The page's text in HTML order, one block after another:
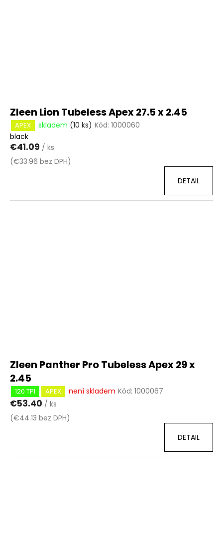
Zleen Lion Tubeless Apex 27.5 x 2.45
APEX skladem (10 ks) Kód: 1000060
black
€41.09 / ks
(€33.96 bez DPH)
DETAIL
Zleen Panther Pro Tubeless Apex 29 x
2.45
120 TPI APEX není skladem Kód: 1000067
€53.40 / ks
(€44.13 bez DPH)
DETAIL